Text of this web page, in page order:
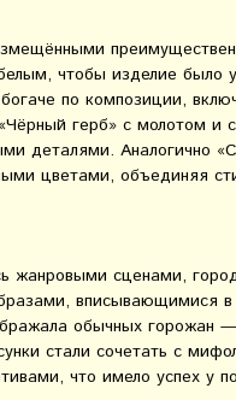
чтобы изделие было
по композиции,
герб» с молотом и
деталями. Аналогично
цветами, объединяя
жанровыми сценами,
вписывающимися
обычных горожан —
стали сочетать с
что имело успех у